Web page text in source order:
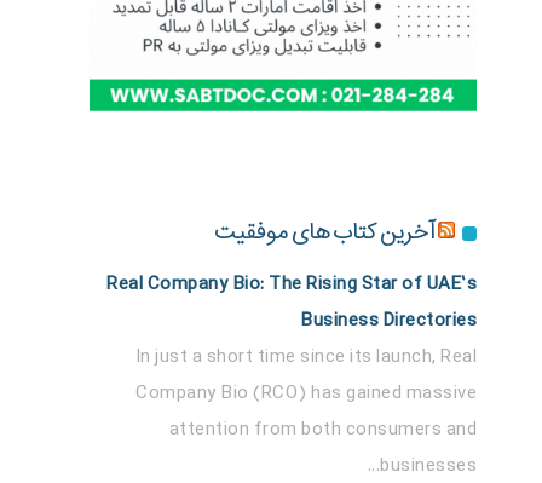
آخرین کتاب های موفقیت
Real Company Bio: The Rising Star of UAE’s
Business Directories
In just a short time since its launch, Real
Company Bio (RCO) has gained massive
attention from both consumers and
businesses...